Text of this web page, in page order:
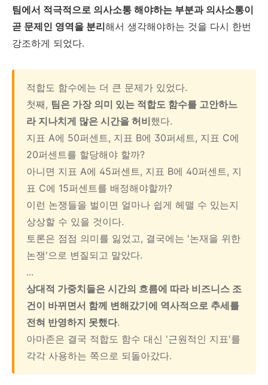
팀에서 적극적으로 의사소통 해야하는 부분과 의사소통이
곧 문제인 영역을 분리해서 생각해야하는 것을 다시 한번
강조하게 되었다.
적합도 함수에는 더 큰 문제가 있었다.
첫째, 팀은 가장 의미 있는 적합도 함수를 고안하느
라 지나치게 많은 시간을 허비했다.
지표 A에 50퍼센트, 지표 B에 30퍼세트, 지표 C에
20퍼센트를 할당해야 할까?
아니면 지표 A에 45퍼센트, 지표 B에 40퍼센트, 지
표 C에 15퍼센트를 배정해야할까?
이런 논쟁들을 벌이면 얼마나 쉽게 헤맬 수 있는지
상상할 수 있을 것이다.
토론은 점점 의미를 잃었고, 결국에는 '논재을 위한
논쟁'으로 변질되고 말았다.
...
상대적 가중치들은 시간의 흐름에 따라 비즈니스 조
건이 바뀌면서 함께 변해갔기에 역사적으로 추세를
전혀 반영하지 못했다.
아마존은 결국 적합도 함수 대신 '근원적인 지표'를
각각 사용하는 쪽으로 되돌아갔다.